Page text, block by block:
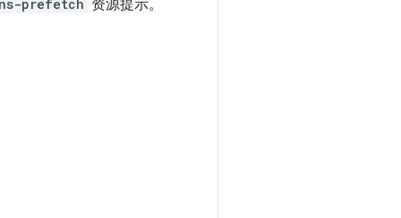
prefetch 资源提示。